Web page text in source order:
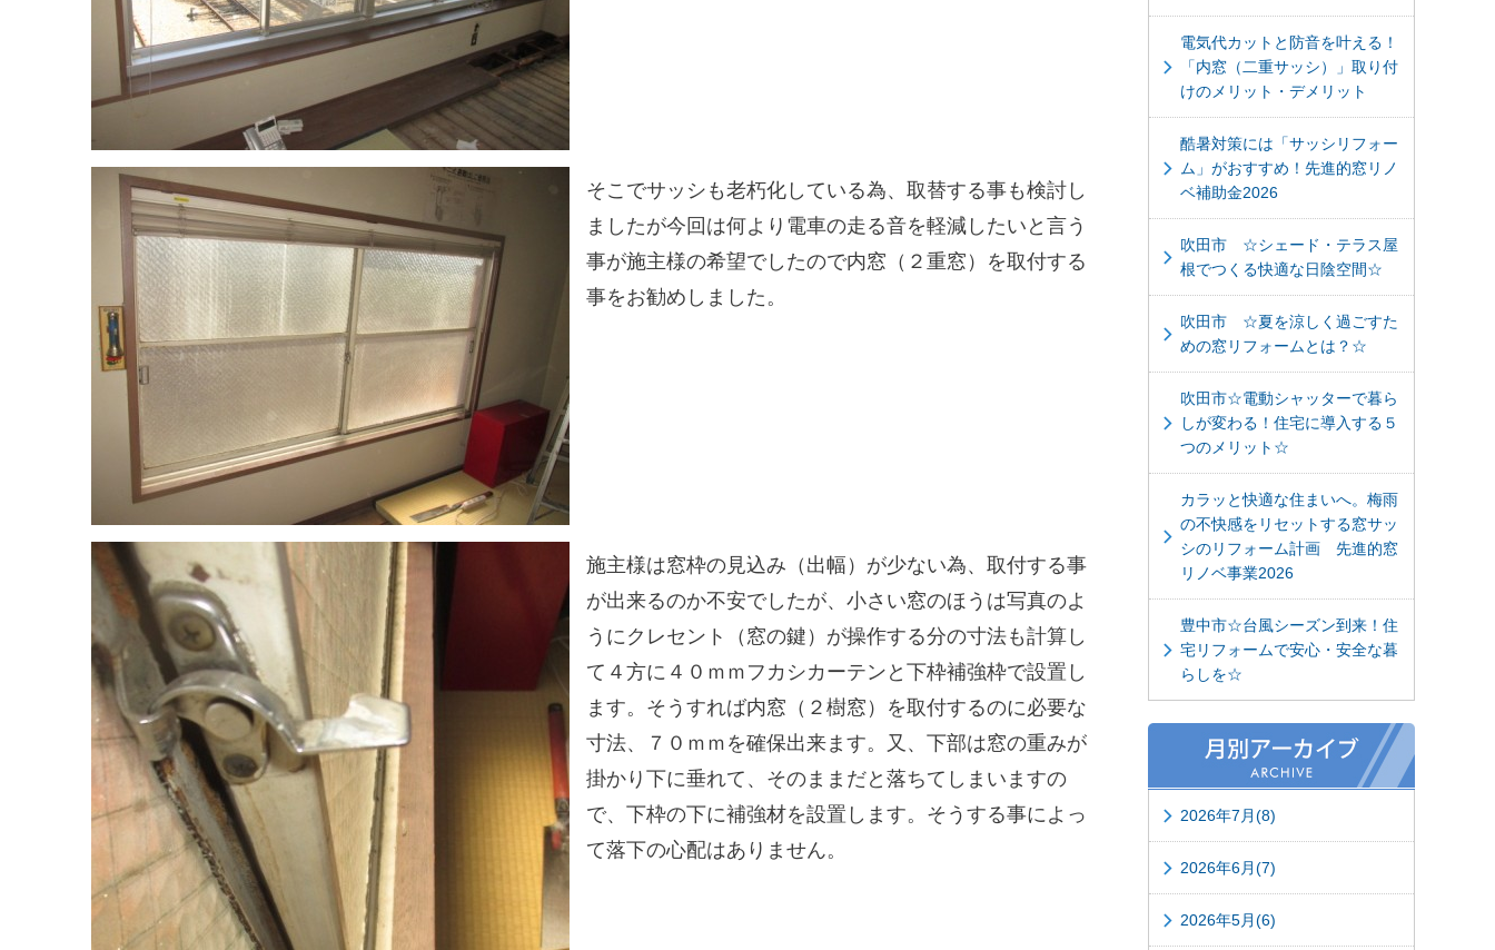
そこでサッシも老朽化している為、取替する事も検討し
ましたが今回は何より電車の走る音を軽減したいと言う
事が施主様の希望でしたので内窓（２重窓）を取付する
事をお勧めしました。
施主様は窓枠の見込み（出幅）が少ない為、取付する事
が出来るのか不安でしたが、小さい窓のほうは写真のよ
うにクレセント（窓の鍵）が操作する分の寸法も計算し
て４方に４０ｍｍフカシカーテンと下枠補強枠で設置し
ます。そうすれば内窓（２樹窓）を取付するのに必要な
寸法、７０ｍｍを確保出来ます。又、下部は窓の重みが
掛かり下に垂れて、そのままだと落ちてしまいますの
で、下枠の下に補強材を設置します。そうする事によっ
て落下の心配はありません。
電気代カットと防音を叶える！
「内窓（二重サッシ）」取り付
けのメリット・デメリット
酷暑対策には「サッシリフォー
ム」がおすすめ！先進的窓リノ
ベ補助金2026
吹田市 ☆シェード・テラス屋
根でつくる快適な日陰空間☆
吹田市 ☆夏を涼しく過ごすた
めの窓リフォームとは？☆
吹田市☆電動シャッターで暮ら
しが変わる！住宅に導入する５
つのメリット☆
カラッと快適な住まいへ。梅雨
の不快感をリセットする窓サッ
シのリフォーム計画 先進的窓
リノベ事業2026
豊中市☆台風シーズン到来！住
宅リフォームで安心・安全な暮
らしを☆
2026年7月(8)
2026年6月(7)
2026年5月(6)